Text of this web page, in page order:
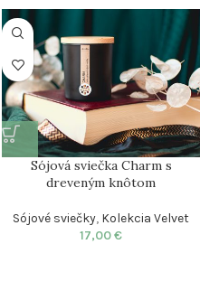
Sójová sviečka Charm s
dreveným knôtom
Sójové sviečky, Kolekcia Velvet
17,00€